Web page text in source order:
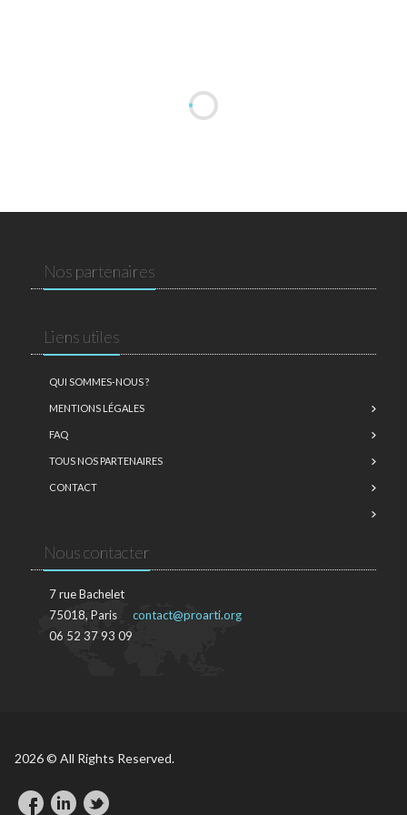
Nos partenaires
Liens utiles
QUI SOMMES-NOUS ?
MENTIONS LÉGALES
FAQ
TOUS NOS PARTENAIRES
CONTACT
Nous contacter
7 rue Bachelet
75018, Paris
06 52 37 93 09
contact@proarti.org
2026 © All Rights Reserved.